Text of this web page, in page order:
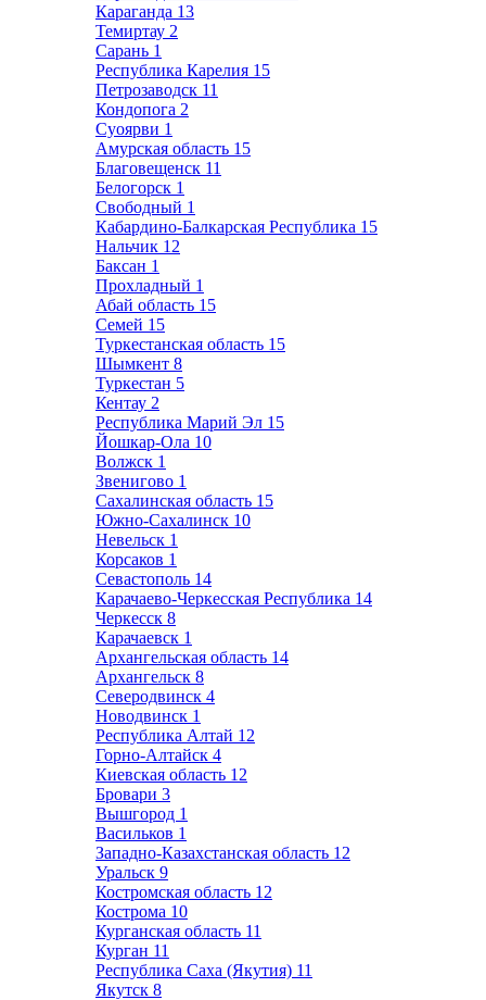
Караганда 13
Темиртау 2
Сарань 1
Республика Карелия 15
Петрозаводск 11
Кондопога 2
Суоярви 1
Амурская область 15
Благовещенск 11
Белогорск 1
Свободный 1
Кабардино-Балкарская Республика 15
Нальчик 12
Баксан 1
Прохладный 1
Абай область 15
Семей 15
Туркестанская область 15
Шымкент 8
Туркестан 5
Кентау 2
Республика Марий Эл 15
Йошкар-Ола 10
Волжск 1
Звенигово 1
Сахалинская область 15
Южно-Сахалинск 10
Невельск 1
Корсаков 1
Севастополь 14
Карачаево-Черкесская Республика 14
Черкесск 8
Карачаевск 1
Архангельская область 14
Архангельск 8
Северодвинск 4
Новодвинск 1
Республика Алтай 12
Горно-Алтайск 4
Киевская область 12
Бровари 3
Вышгород 1
Васильков 1
Западно-Казахстанская область 12
Уральск 9
Костромская область 12
Кострома 10
Курганская область 11
Курган 11
Республика Саха (Якутия) 11
Якутск 8